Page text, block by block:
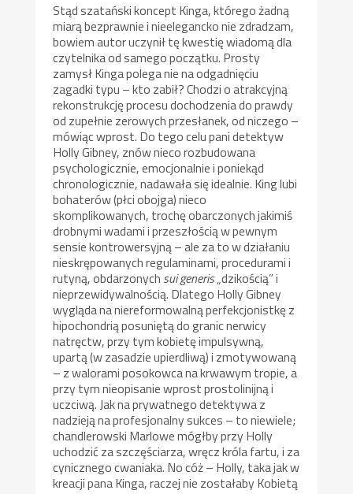
Stąd szatański koncept Kinga, którego żadną
miarą bezprawnie i nieelegancko nie zdradzam,
bowiem autor uczynił tę kwestię wiadomą dla
czytelnika od samego początku. Prosty
zamysł Kinga polega nie na odgadnięciu
zagadki typu – kto zabił? Chodzi o atrakcyjną
rekonstrukcję procesu dochodzenia do prawdy
od zupełnie zerowych przesłanek, od niczego –
mówiąc wprost. Do tego celu pani detektyw
Holly Gibney, znów nieco rozbudowana
psychologicznie, emocjonalnie i poniekąd
chronologicznie, nadawała się idealnie. King lubi
bohaterów (płci obojga) nieco
skomplikowanych, trochę obarczonych jakimiś
drobnymi wadami i przeszłością w pewnym
sensie kontrowersyjną – ale za to w działaniu
nieskrępowanych regulaminami, procedurami i
rutyną, obdarzonych sui generis„dzikością” i
nieprzewidywalnością. Dlatego Holly Gibney
wygląda na niereformowalną perfekcjonistkę z
hipochondrią posuniętą do granic nerwicy
natręctw, przy tym kobietę impulsywną,
upartą (w zasadzie upierdliwą) i zmotywowaną
– z walorami posokowca na krwawym tropie, a
przy tym nieopisanie wprost prostolinijną i
uczciwą. Jak na prywatnego detektywa z
nadzieją na profesjonalny sukces – to niewiele;
chandlerowski Marlowe mógłby przy Holly
uchodzić za szczęściarza, wręcz króla fartu, i za
cynicznego cwaniaka. No cóż – Holly, taka jak w
kreacji pana Kinga, raczej nie zostałaby Kobietą